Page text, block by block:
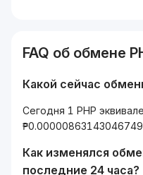
FAQ об обмене
Какой сейчас
Сегодня 1 PHP
Как изменялся
последние 24 часа?